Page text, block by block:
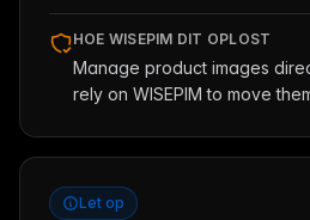
HOE WISEPIM DIT OPLOST
Manage product images
rely on WISEPIM to move
Let op